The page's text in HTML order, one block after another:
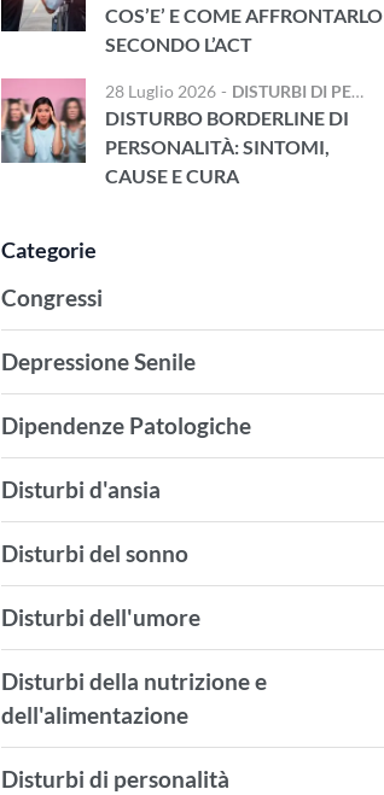
COS’E’ E COME AFFRONTARLO
SECONDO L’ACT
28 Luglio 2026 - DISTURBI DI PERSONALITÀ
DISTURBO BORDERLINE DI
PERSONALITÀ: SINTOMI,
CAUSE E CURA
Categorie
Congressi
Depressione Senile
Dipendenze Patologiche
Disturbi d'ansia
Disturbi del sonno
Disturbi dell'umore
Disturbi della nutrizione e
dell'alimentazione
Disturbi di personalità